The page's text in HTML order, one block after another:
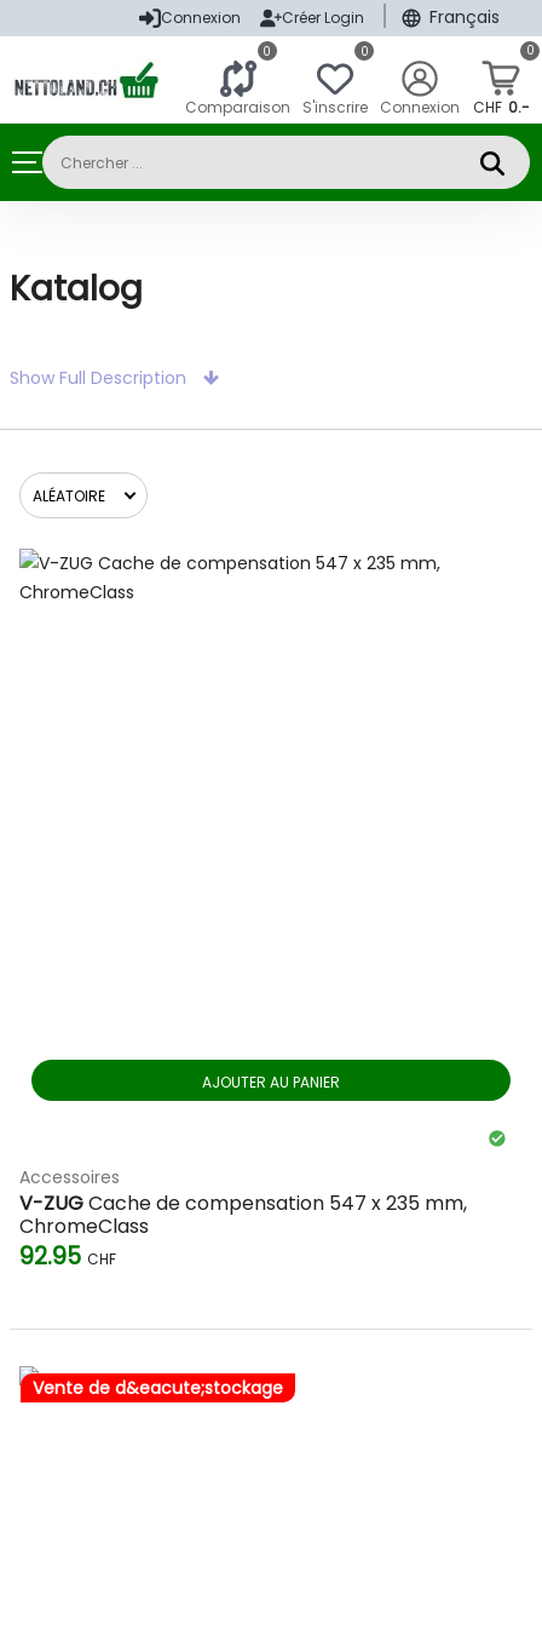
Connexion Créer Login Français
0
Comparaison
0
S'inscrire Connexion
0
CHF 0.-
Katalog
Show Full Description
Prix
ALÉATOIRE
Aléatoire
Pertinence, ordre inverse
AJOUTER AU PANIER
Accessoires
V-ZUGCache de compensation 547 x 235 mm,
ChromeClass
92.95 CHF
Vente de d&eacute;stockage